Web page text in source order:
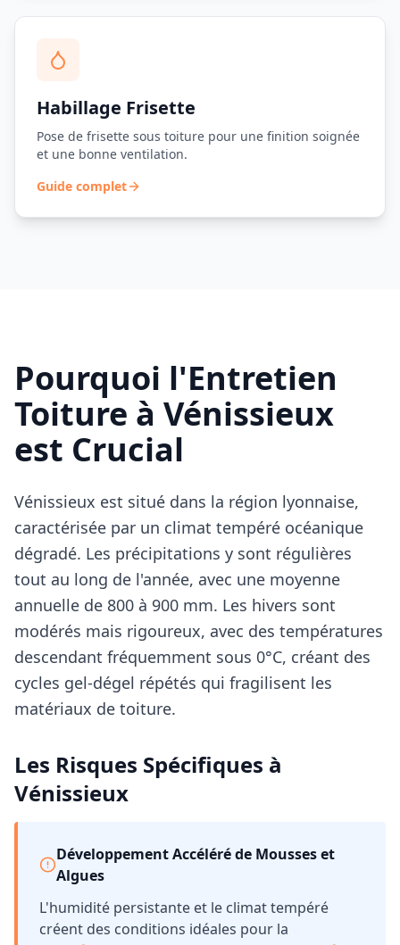
Habillage Frisette
Pose de frisette sous toiture pour une finition soignée
et une bonne ventilation.
Guide complet
Pourquoi l'Entretien
Toiture à Vénissieux
est Crucial
Vénissieux est situé dans la région lyonnaise,
caractérisée par un climat tempéré océanique
dégradé. Les précipitations y sont régulières
tout au long de l'année, avec une moyenne
annuelle de 800 à 900 mm. Les hivers sont
modérés mais rigoureux, avec des températures
descendant fréquemment sous 0°C, créant des
cycles gel-dégel répétés qui fragilisent les
matériaux de toiture.
Les Risques Spécifiques à
Vénissieux
Développement Accéléré de Mousses et
Algues
L'humidité persistante et le climat tempéré
créent des conditions idéales pour la